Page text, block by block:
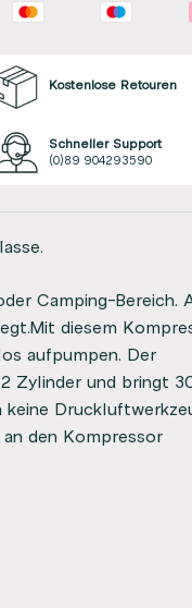
Kostenlose Retouren
Schneller Support
(0)89 904293590
Camping-Bereich.
diesem
aufpumpen. Der
Zylinder und bringt
den Kompressor